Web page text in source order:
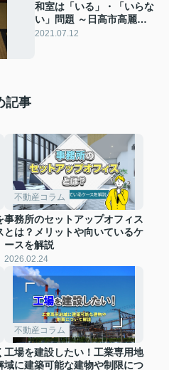
和室は「いる」・「いらな
い」問題 ～日高市高麗川
駅前不動産コラム～
2021.07.12
記事
不動産コラム
事務所のセットアップオフィス
とは？メリットや向いているケ
ースを解説
2026.02.24
不動産コラム
工場を建設したい！工業専用地
域に建築可能な建物や制限につ